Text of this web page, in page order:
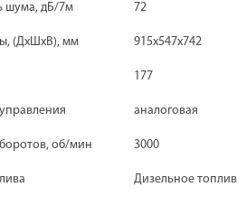
шума, дБ/7м 72
(ДхШхВ), мм 915х547х742
177
аналоговая
об/мин 3000
Дизельное